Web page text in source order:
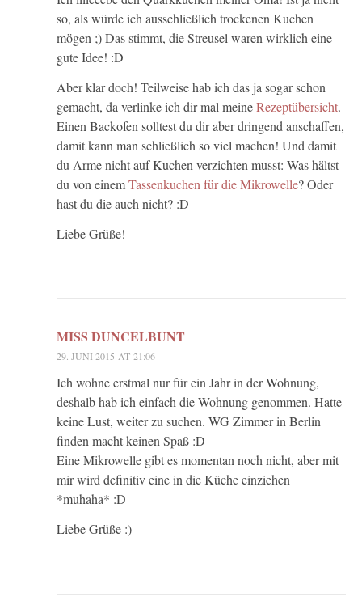
so, als würde ich ausschließlich trockenen Kuchen
mögen ;) Das stimmt, die Streusel waren wirklich eine
gute Idee! :D
Aber klar doch! Teilweise hab ich das ja sogar schon
gemacht, da verlinke ich dir mal meineRezeptübersicht.
Einen Backofen solltest du dir aber dringend anschaffen,
damit kann man schließlich so viel machen! Und damit
du Arme nicht auf Kuchen verzichten musst: Was hältst
du von einemTassenkuchen für die Mikrowelle? Oder
hast du die auch nicht? :D
Liebe Grüße!
MISS DUNCELBUNT
29. JUNI 2015 AT 21:06
Ich wohne erstmal nur für ein Jahr in der Wohnung,
deshalb hab ich einfach die Wohnung genommen. Hatte
keine Lust, weiter zu suchen. WG Zimmer in Berlin
finden macht keinen Spaß :D
Eine Mikrowelle gibt es momentan noch nicht, aber mit
mir wird definitiv eine in die Küche einziehen
*muhaha* :D
Liebe Grüße :)